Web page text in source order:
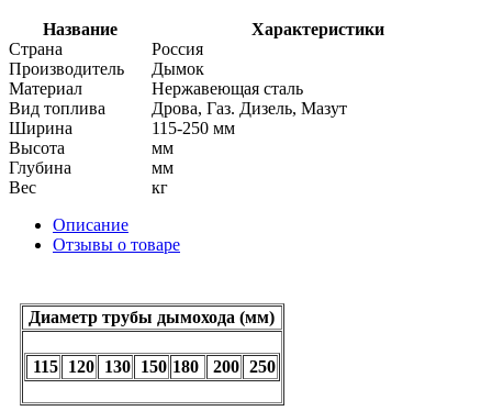
Название
Характеристики
Страна
Россия
Производитель
Дымок
Материал
Нержавеющая сталь
Вид топлива
Дрова, Газ. Дизель, Мазут
Ширина
115-250 мм
Высота
мм
Глубина
мм
Вес
кг
Описание
Отзывы о товаре
Диаметр трубы дымохода (мм)
115 120 130 150 180 200 250